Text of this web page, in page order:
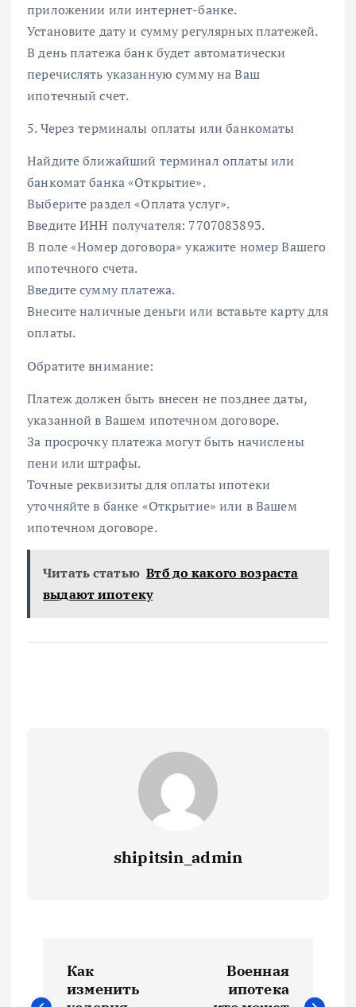
приложении или интернет-банке.
Установите дату и сумму регулярных платежей.
В день платежа банк будет автоматически
перечислять указанную сумму на Ваш
ипотечный счет.
5. Через терминалы оплаты или банкоматы
Найдите ближайший терминал оплаты или
банкомат банка «Открытие».
Выберите раздел «Оплата услуг».
Введите ИНН получателя: 7707083893.
В поле «Номер договора» укажите номер Вашего
ипотечного счета.
Введите сумму платежа.
Внесите наличные деньги или вставьте карту для
оплаты.
Обратите внимание:
Платеж должен быть внесен не позднее даты,
указанной в Вашем ипотечном договоре.
За просрочку платежа могут быть начислены
пени или штрафы.
Точные реквизиты для оплаты ипотеки
уточняйте в банке «Открытие» или в Вашем
ипотечном договоре.
Читать статью Втб до какого возраста
выдают ипотеку
shipitsin_admin
а
Как
изменить
Военная
ипотека